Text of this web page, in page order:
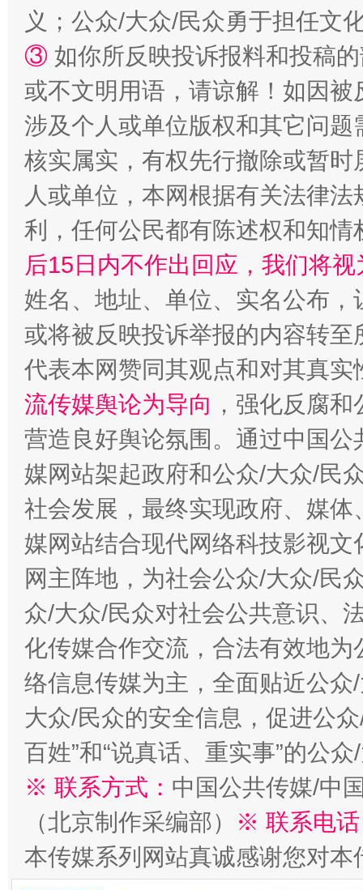
招工难、用工荒背后
网上购药对药下症？
这是一记警钟！ 谢
今
义；公众/大众/民众勇于担任文
③ 如你所反映投诉报料和投稿
或不文明用语，请谅解！如因
涉及个人或单位版权和其它问题
核实属实，有权先行撤除或暂
人或单位，本网根据有关法律
利，任何公民都有陈述权和知情
后15日内不作出回应，我们将
姓名、地址、单位、实名公布
或将被反映投诉举报的内容转
代表本网赞同其观点和对其真实
流传媒舆论为导向 ，强化反腐
营造良好舆论氛围。通过中国
媒网站架起政府和公众/大众/民
社会发展，最终实现政府、媒
媒网站结合现代网络科技影视
网主阵地，为社会公众/大众/民
众/大众/民众对社会公共意识、
化传媒合作交流，合法有效地
络信息传媒为主，全面贴近公
大众/民众的安全信息，促进公
百姓”和“说真话、重实事”的公
※ 联系方式： 中国公共传媒/中
（北京制作采编部）
※ 联系电
本传媒系列网站真诚感谢您对